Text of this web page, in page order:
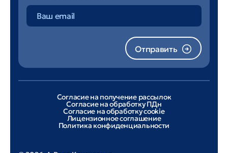
Отправить
Согласие на получение рассылок
Согласие на обработку ПДн
Согласие на обработку cookie
Лицензионное соглашение
Политика конфиденциальности